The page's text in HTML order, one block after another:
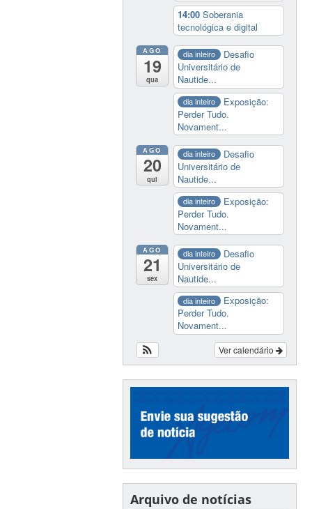
14:00Soberania
tecnológica e digital
AGO
19
qua
dia inteiro
Desafio
Universitário de
Nautide...
dia inteiro
Exposição:
Perder Tudo.
Novament...
AGO
20
qui
dia inteiro
Desafio
Universitário de
Nautide...
dia inteiro
Exposição:
Perder Tudo.
Novament...
AGO
21
sex
dia inteiro
Desafio
Universitário de
Nautide...
dia inteiro
Exposição:
Perder Tudo.
Novament...
Ver calendário
Arquivo de notícias